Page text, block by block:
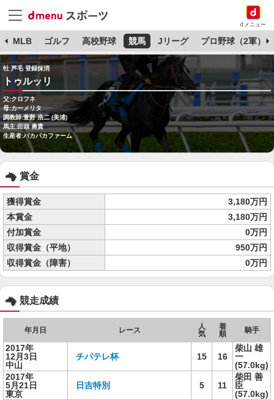
dメニュー
MLB ゴルフ 高校野球 競馬 Jリーグ プロ野球（2軍）
牡 芦毛 登録抹消
トゥルッリ
父:クロフネ
母:カーメリタ
調教師:萱野 浩二 (美浦)
馬主:田頭 勇貴
生産者:パカパカファーム
賞金
獲得賞金
3,180万円
本賞金
3,180万円
付加賞金
0万円
収得賞金（平地）
950万円
収得賞金（障害）
0万円
競走成績
年月日 レース
人
気
着
順
騎手
2017年
12月3日
中山
チバテレ杯 15 16
柴山 雄
一
(57.0kg)
2017年
5月21日
東京
日吉特別 5 11
柴田 善
臣
(57.0kg)